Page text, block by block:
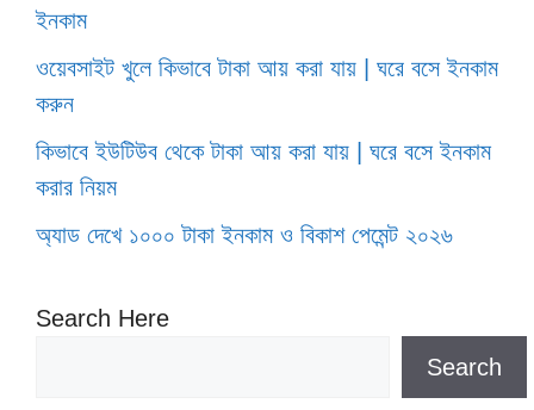
ইনকাম
ওয়েবসাইট খুলে কিভাবে টাকা আয় করা যায় | ঘরে বসে ইনকাম
করুন
কিভাবে ইউটিউব থেকে টাকা আয় করা যায় | ঘরে বসে ইনকাম
করার নিয়ম
অ্যাড দেখে ১০০০ টাকা ইনকাম ও বিকাশ পেমেন্ট ২০২৬
Search Here
Search